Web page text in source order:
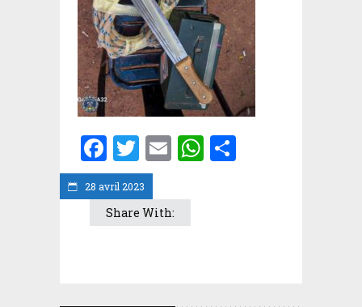
28 avril 2023
Facebook
Twitter
EmailWhatsApp
Share With: